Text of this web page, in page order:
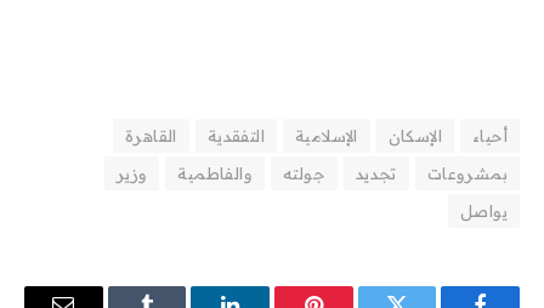
أحياء الإسكان الإسلامية التفقدية
القاهرة
بمشروعات
تجديد جولته والفاطمية
وزير
يواصل